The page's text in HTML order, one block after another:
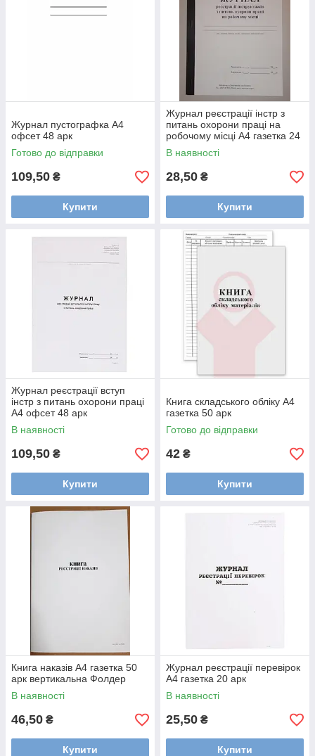
Журнал пустографка А4
офсет 48 арк
Готово до відправки
109,50 ₴
Купити
Журнал реєстрації інстр з
питань охорони праці на
робочому місці А4 газетка 24
арк
В наявності
28,50 ₴
Купити
Журнал реєстрації вступ
інстр з питань охорони праці
А4 офсет 48 арк
В наявності
109,50 ₴
Купити
Книга складського обліку А4
газетка 50 арк
Готово до відправки
42 ₴
Купити
Книга наказів А4 газетка 50
арк вертикальна Фолдер
В наявності
46,50 ₴
Купити
Журнал реєстрації перевірок
А4 газетка 20 арк
В наявності
25,50 ₴
Купити